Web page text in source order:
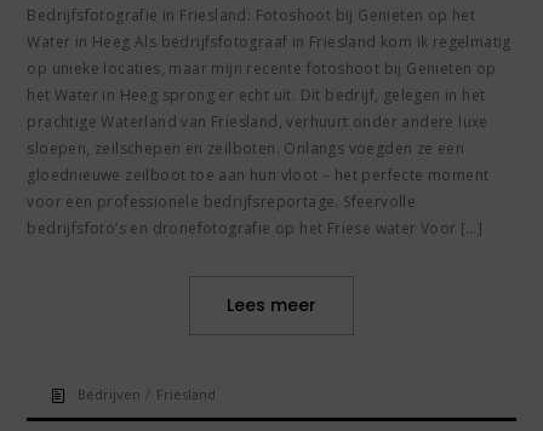
Bedrijfsfotografie in Friesland: Fotoshoot bij Genieten op het
Water in Heeg Als bedrijfsfotograaf in Friesland kom ik regelmatig
op unieke locaties, maar mijn recente fotoshoot bij Genieten op
het Water in Heeg sprong er echt uit. Dit bedrijf, gelegen in het
prachtige Waterland van Friesland, verhuurt onder andere luxe
sloepen, zeilschepen en zeilboten. Onlangs voegden ze een
gloednieuwe zeilboot toe aan hun vloot – het perfecte moment
voor een professionele bedrijfsreportage. Sfeervolle
bedrijfsfoto’s en dronefotografie op het Friese water Voor […]
Lees meer
Bedrijven / Friesland